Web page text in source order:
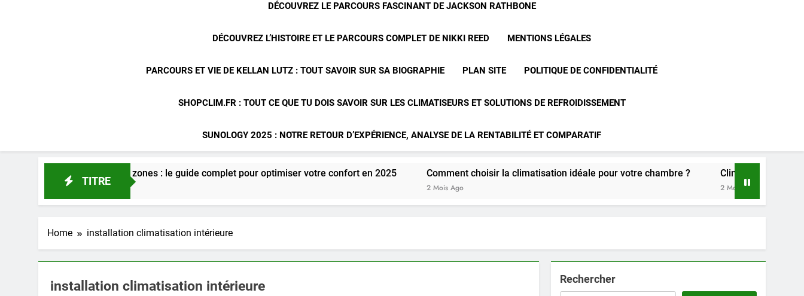
DÉCOUVREZ LE PARCOURS FASCINANT DE JACKSON RATHBONE
DÉCOUVREZ L’HISTOIRE ET LE PARCOURS COMPLET DE NIKKI REED MENTIONS LÉGALES
PARCOURS ET VIE DE KELLAN LUTZ : TOUT SAVOIR SUR SA BIOGRAPHIE PLAN SITE POLITIQUE DE CONFIDENTIALITÉ
SHOPCLIM.FR : TOUT CE QUE TU DOIS SAVOIR SUR LES CLIMATISEURS ET SOLUTIONS DE REFROIDISSEMENT
SUNOLOGY 2025 : NOTRE RETOUR D’EXPÉRIENCE, ANALYSE DE LA RENTABILITÉ ET COMPARATIF
TITRE
gainable multi zones : le guide complet pour optimiser votre confort en 2025 Comment choisir la climatisation idéale pour votre chambre ? Climatisation Atlantic : notre
Home installation climatisation intérieure
installation climatisation intérieure Rechercher